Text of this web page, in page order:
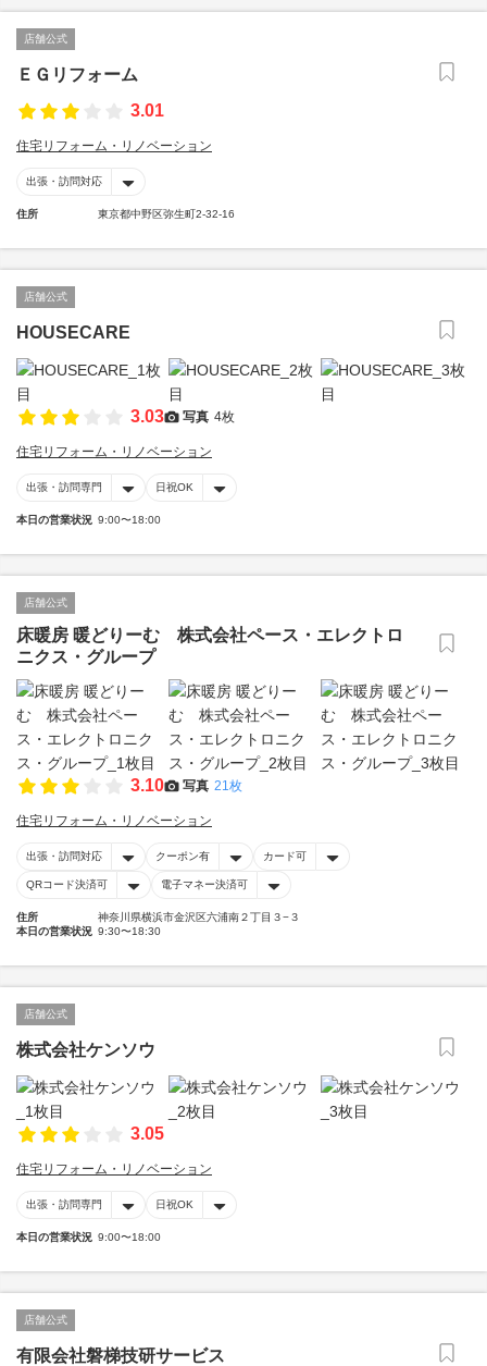
店舗公式
ＥＧリフォーム
3.01
住宅リフォーム・リノベーション
出張・訪問対応
住所 東京都中野区弥生町2-32-16
店舗公式
HOUSECARE
3.03 写真 4枚
住宅リフォーム・リノベーション
出張・訪問専門 日祝OK
本日の営業状況 9:00〜18:00
店舗公式
床暖房 暖どりーむ 株式会社ペース・エレクトロ
ニクス・グループ
3.10 写真 21枚
住宅リフォーム・リノベーション
出張・訪問対応 クーポン有 カード可
QRコード決済可 電子マネー決済可
住所
神奈川県横浜市金沢区六浦南２丁目３−３
本日の営業状況 9:30〜18:30
店舗公式
株式会社ケンソウ
3.05
住宅リフォーム・リノベーション
出張・訪問専門 日祝OK
本日の営業状況 9:00〜18:00
店舗公式
有限会社磐梯技研サービス